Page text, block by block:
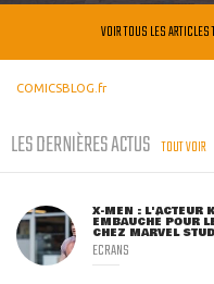
VOIR TOUS LES ARTICLES
COMICSBLOG.fr
LES DERNIÈRES ACTUS TOUT VOIR
X-MEN : L'ACTEUR
EMBAUCHÉ POUR
CHEZ MARVEL
ECRANS